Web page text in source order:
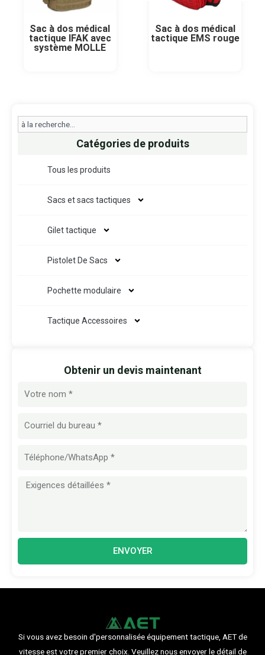
Search
Catégories de produits
Tous les produits
Sacs et sacs tactiques
Gilet tactique
Pistolet De Sacs
Pochette modulaire
Tactique Accessoires
Obtenir un devis maintenant
Message
ENVOYER
Sac à dos médical
tactique IFAK avec
système MOLLE
Sac à dos médical
tactique EMS rouge
Si vous avez besoin d'personnalisée équipement tactique, AET de
vitesse est votre premier choix. Veuillez nous envoyer le détail de